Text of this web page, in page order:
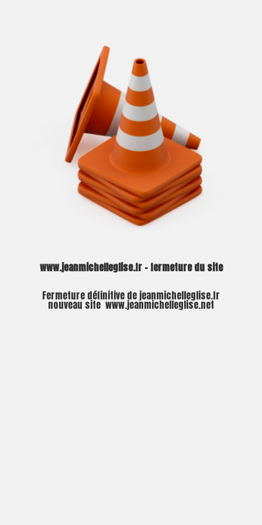
www.jeanmichelleglise.fr – fermeture du site
Fermeture définitive de jeanmichelleglise.fr
nouveau site www.jeanmichelleglise.net